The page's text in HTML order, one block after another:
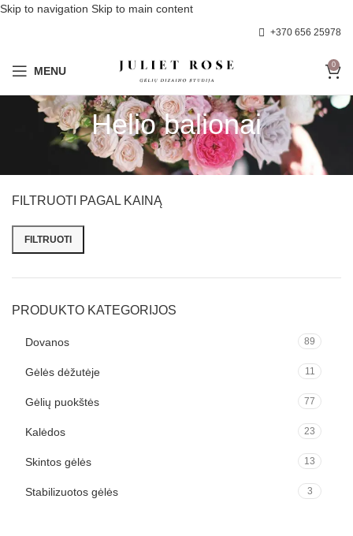
Skip to navigation Skip to main content
+370 656 25978
MENU 0
Helio balionai
FILTRUOTI PAGAL KAINĄ
Min kaina
Maks kaina
FILTRUOTI
PRODUKTO KATEGORIJOS
Dovanos 89
Gėlės dėžutėje 11
Gėlių puokštės 77
Kalėdos 23
Skintos gėlės 13
Stabilizuotos gėlės 3